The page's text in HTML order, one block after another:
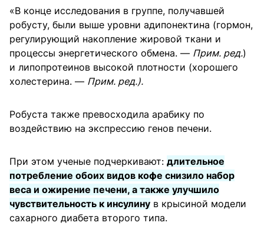
«В конце исследования в группе, получавшей
робусту, были выше уровни адипонектина (гормон,
регулирующий накопление жировой ткани и
процессы энергетического обмена. — Прим. ред.)
и липопротеинов высокой плотности (хорошего
холестерина. — Прим. ред.).
Робуста также превосходила арабику по
воздействию на экспрессию генов печени.
При этом ученые подчеркивают: длительное
потребление обоих видов кофе снизило набор
веса и ожирение печени, а также улучшило
чувствительность к инсулину в крысиной модели
сахарного диабета второго типа.